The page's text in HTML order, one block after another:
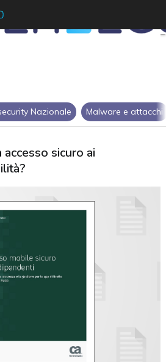
Nazionale Malware e attacchi
sicuro ai